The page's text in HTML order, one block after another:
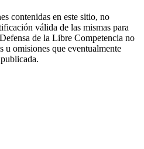
contenidas en este sitio, no
válida de las mismas para
de la Libre Competencia no
u omisiones que eventualmente